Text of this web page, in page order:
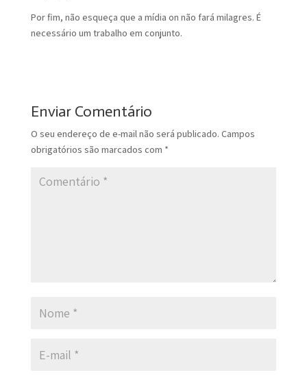
Por fim, não esqueça que a mídia on não fará milagres. É
necessário um trabalho em conjunto.
Enviar Comentário
O seu endereço de e-mail não será publicado. Campos
obrigatórios são marcados com *